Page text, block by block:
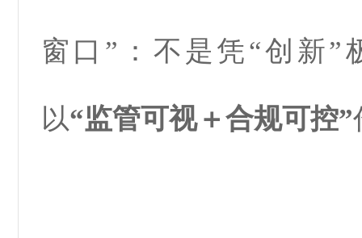
窗口”：不是凭“创新”
以“监管可视＋合规可控”